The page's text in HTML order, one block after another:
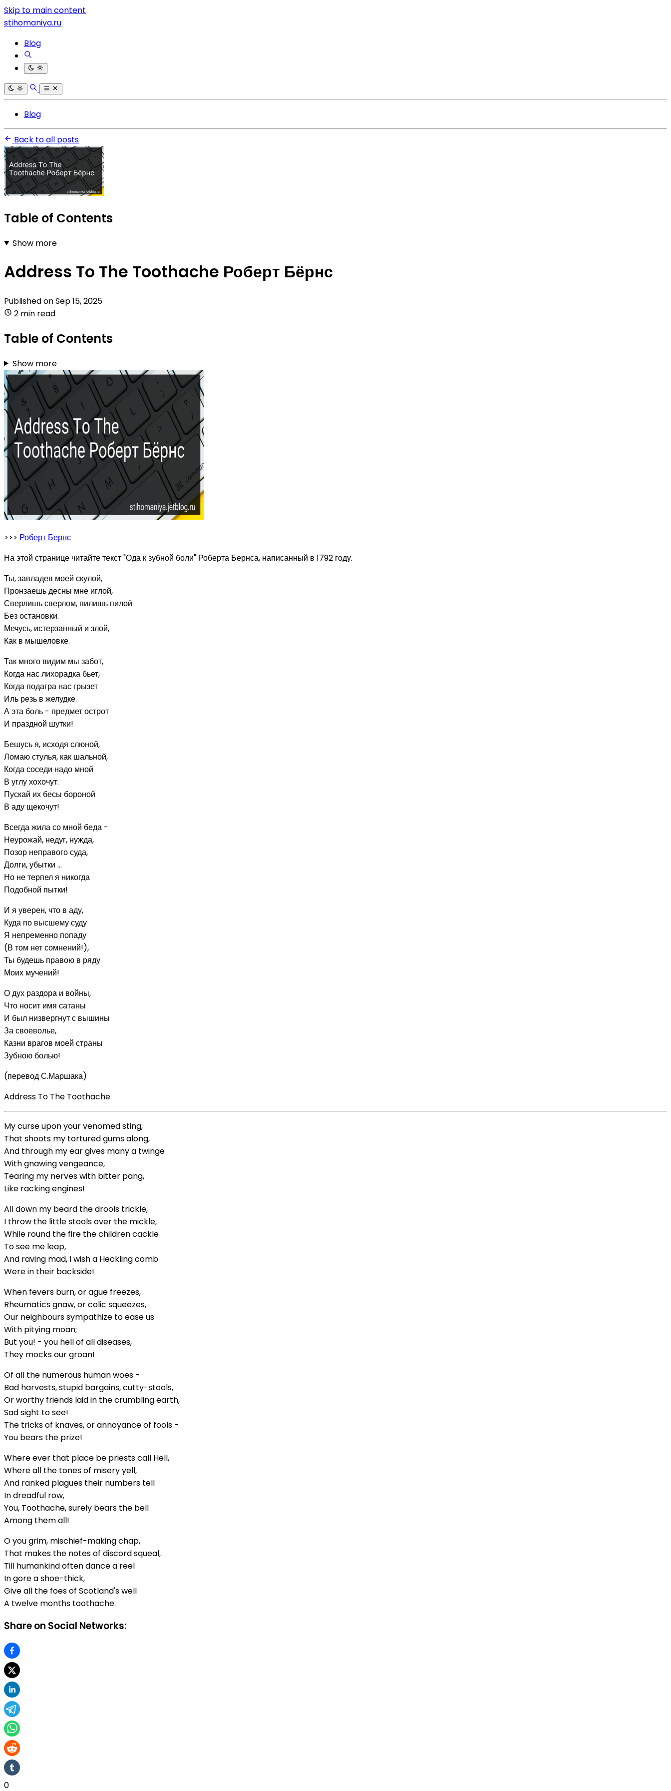
Skip to main content
stihomaniya.ru
Blog
Blog
Back to all posts
Table of Contents
Show more
Address To The Toothache Роберт Бёрнс
Published onSep 15, 2025
2 min read
Table of Contents
Show more
>>> Роберт Бернс
На этой странице читайте текст "Ода к зубной боли" Роберта Бернса, написанный в 1792 году.
Ты, завладев моей скулой,
Пронзаешь десны мне иглой,
Сверлишь сверлом, пилишь пилой
Без остановки.
Мечусь, истерзанный и злой,
Как в мышеловке.
Так много видим мы забот,
Когда нас лихорадка бьет,
Когда подагра нас грызет
Иль резь в желудке.
А эта боль - предмет острот
И праздной шутки!
Бешусь я, исходя слюной,
Ломаю стулья, как шальной,
Когда соседи надо мной
В углу хохочут.
Пускай их бесы бороной
В аду щекочут!
Всегда жила со мной беда -
Неурожай, недуг, нужда,
Позор неправого суда,
Долги, убытки ...
Но не терпел я никогда
Подобной пытки!
И я уверен, что в аду,
Куда по высшему суду
Я непременно попаду
(В том нет сомнений!),
Ты будешь правою в ряду
Моих мучений!
О дух раздора и войны,
Что носит имя сатаны
И был низвергнут с вышины
За своеволье,
Казни врагов моей страны
Зубною болью!
(перевод С.Маршака)
Address To The Toothache
My curse upon your venomed sting,
That shoots my tortured gums along,
And through my ear gives many a twinge
With gnawing vengeance,
Tearing my nerves with bitter pang,
Like racking engines!
All down my beard the drools trickle,
I throw the little stools over the mickle,
While round the fire the children cackle
To see me leap,
And raving mad, I wish a Heckling comb
Were in their backside!
When fevers burn, or ague freezes,
Rheumatics gnaw, or colic squeezes,
Our neighbours sympathize to ease us
With pitying moan;
But you! - you hell of all diseases,
They mocks our groan!
Of all the numerous human woes -
Bad harvests, stupid bargains, cutty-stools,
Or worthy friends laid in the crumbling earth,
Sad sight to see!
The tricks of knaves, or annoyance of fools -
You bears the prize!
Where ever that place be priests call Hell,
Where all the tones of misery yell,
And ranked plagues their numbers tell
In dreadful row,
You, Toothache, surely bears the bell
Among them all!
O you grim, mischief-making chap,
That makes the notes of discord squeal,
Till humankind often dance a reel
In gore a shoe-thick,
Give all the foes of Scotland's well
A twelve months toothache.
Share on Social Networks:
0